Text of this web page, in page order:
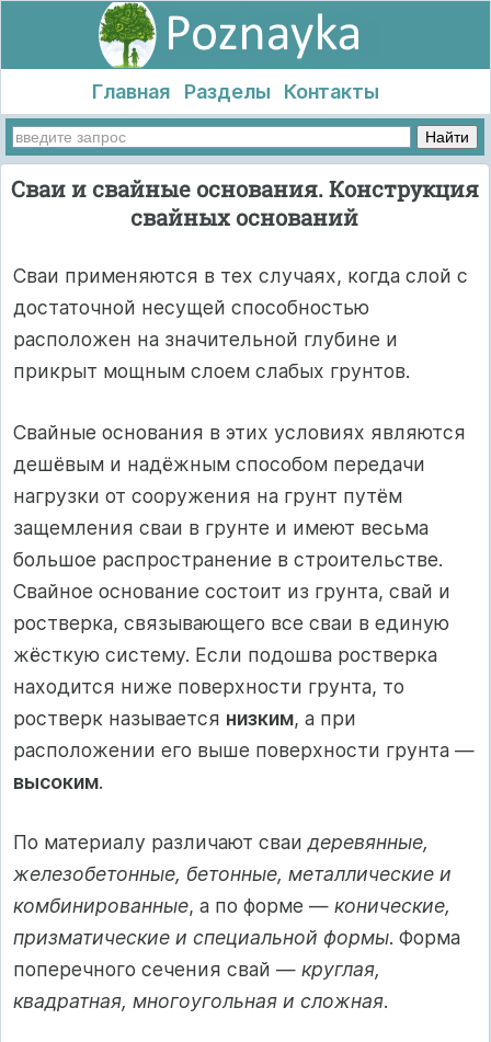
Главная Разделы Контакты
Сваи и свайные основания. Конструкция
свайных оснований
Сваи применяются в тех случаях, когда слой с
достаточной несущей способностью
расположен на значительной глубине и
прикрыт мощным слоем слабых грунтов.
Свайные основания в этих условиях являются
дешёвым и надёжным способом передачи
нагрузки от сооружения на грунт путём
защемления сваи в грунте и имеют весьма
большое распространение в строительстве.
Свайное основание состоит из грунта, свай и
ростверка, связывающего все сваи в единую
жёсткую систему. Если подошва ростверка
находится ниже поверхности грунта, то
ростверк называется низким, а при
расположении его выше поверхности грунта —
высоким.
По материалу различают сваи деревянные,
железобетонные, бетонные, металлические и
комбинированные, а по форме — конические,
призматические и специальной формы. Форма
поперечного сечения свай — круглая,
квадратная, многоугольная и сложная.